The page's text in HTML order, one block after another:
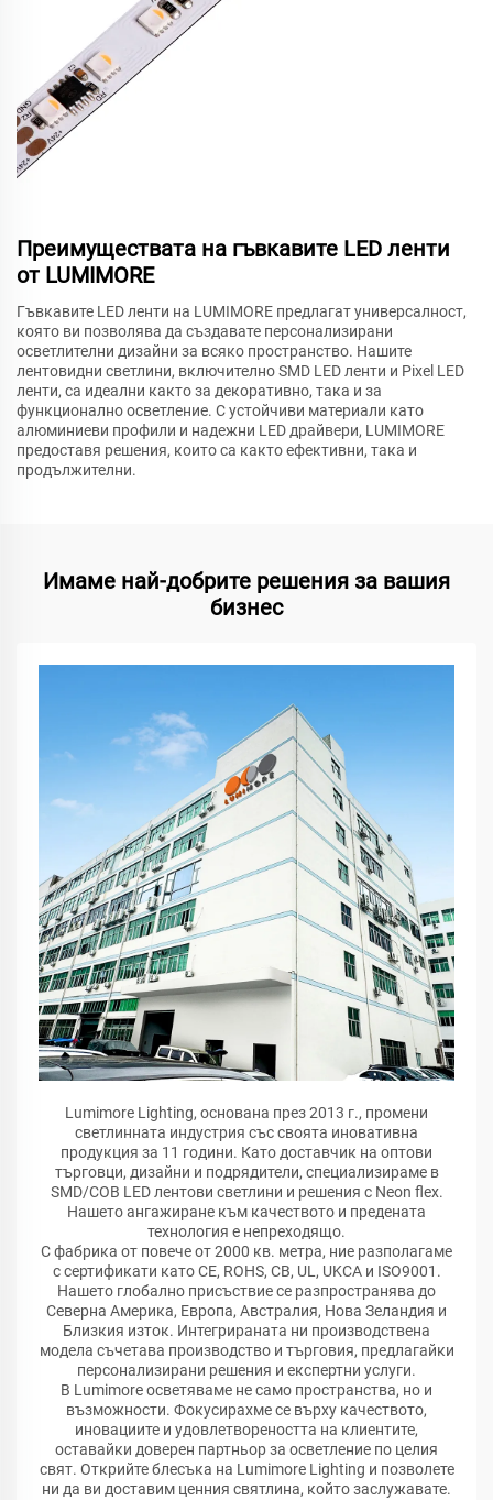
Преимуществата на гъвкавите LED ленти
от LUMIMORE
Гъвкавите LED ленти на LUMIMORE предлагат универсалност,
която ви позволява да създавате персонализирани
осветлителни дизайни за всяко пространство. Нашите
лентовидни светлини, включително SMD LED ленти и Pixel LED
ленти, са идеални както за декоративно, така и за
функционално осветление. С устойчиви материали като
алюминиеви профили и надежни LED драйвери, LUMIMORE
предоставя решения, които са както ефективни, така и
продължителни.
Имаме най-добрите решения за вашия
бизнес
Lumimore Lighting, основана през 2013 г., промени
светлинната индустрия със своята иновативна
продукция за 11 години. Като доставчик на оптови
търговци, дизайни и подрядители, специализираме в
SMD/COB LED лентови светлини и решения с Neon flex.
Нашето ангажиране към качеството и предената
технология е непреходящо.
С фабрика от повече от 2000 кв. метра, ние разполагаме
с сертификати като CE, ROHS, CB, UL, UKCA и ISO9001.
Нашето глобално присъствие се разпространява до
Северна Америка, Европа, Австралия, Нова Зеландия и
Близкия изток. Интегрираната ни производствена
модела съчетава производство и търговия, предлагайки
персонализирани решения и експертни услуги.
В Lumimore осветяваме не само пространства, но и
възможности. Фокусирахме се върху качеството,
иновациите и удовлетвореността на клиентите,
оставайки доверен партньор за осветление по целия
свят. Открийте блесъка на Lumimore Lighting и позволете
ни да ви доставим ценния святлина, който заслужавате.